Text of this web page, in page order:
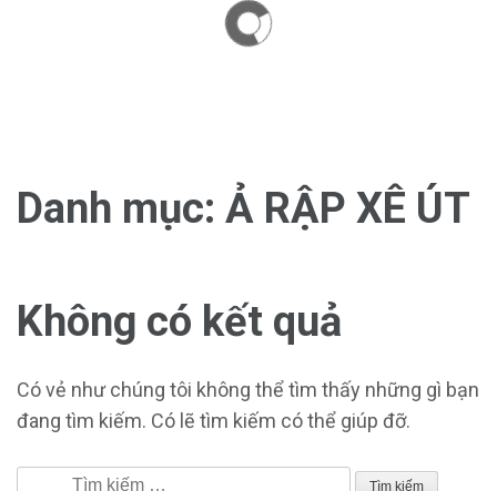
Danh mục: Ả RẬP XÊ ÚT
Không có kết quả
Có vẻ như chúng tôi không thể tìm thấy những gì bạn
đang tìm kiếm. Có lẽ tìm kiếm có thể giúp đỡ.